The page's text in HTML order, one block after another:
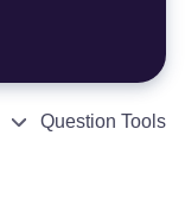
Question Tools